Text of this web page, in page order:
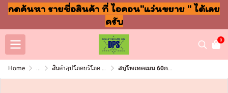
กดค้นหา รายชื่อสินค้า ที่ ไอคอน"แว่นขยาย " ได้เลย
ครับ
0
Home ... สินค้าอุปโภคบริโภค แชมพู สบู่ แปรงฟัน สบู่โพเทคเมน 60กรัม ชาโคล(แพ็ค4ก้อน )